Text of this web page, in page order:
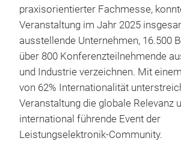
praxisorientierter Fachmesse,
Veranstaltung im Jahr 2025
ausstellende Unternehmen, 16.500
über 800 Konferenzteilnehmende
und Industrie verzeichnen. Mit
von 62% Internationalität
Veranstaltung die globale Relevanz
international führende Event der
Leistungselektronik-Community.